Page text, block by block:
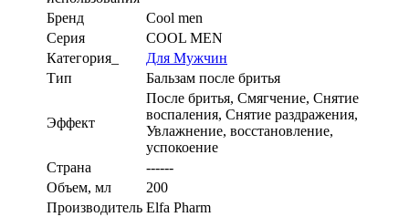
Бренд
Cool men
Серия
COOL MEN
Категория_
Для Мужчин
Тип
Бальзам после бритья
Эффект
После бритья, Смягчение, Снятие
воспаления, Снятие раздражения,
Увлажнение, восстановление,
успокоение
Страна
------
Объем, мл
200
Производитель Elfa Pharm